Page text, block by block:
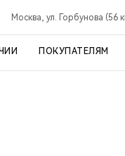
Москва, ул. Горбунова
ПОКУПАТЕЛЯМ